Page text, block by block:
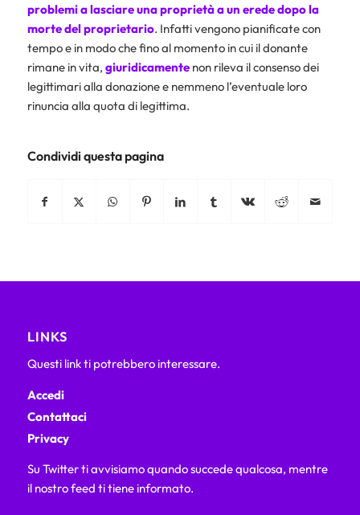
problemi a lasciare una proprietà a un erede dopo la
morte del proprietario. Infatti vengono pianificate con
tempo e in modo che fino al momento in cui il donante
rimane in vita, giuridicamentenon rileva il consenso dei
legittimari alla donazione e nemmeno l’eventuale loro
rinuncia alla quota di legittima.
Condividi questa pagina
LINKS
Questi link ti potrebbero interessare.
Accedi
Contattaci
Privacy
Su Twitter ti avvisiamo quando succede qualcosa, mentre
il nostro feed ti tiene informato.